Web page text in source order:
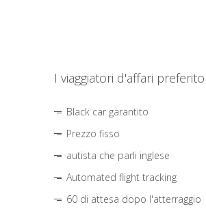
I viaggiatori d'affari preferito
Black car garantito
Prezzo fisso
autista che parli inglese
Automated flight tracking
60 di attesa dopo l'atterraggio